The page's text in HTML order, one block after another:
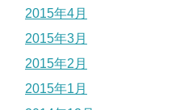
2015年4月
2015年3月
2015年2月
2015年1月